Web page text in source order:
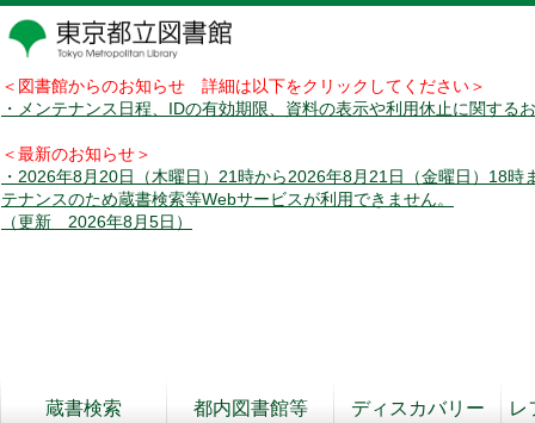
＜図書館からのお知らせ 詳細は以下をクリックしてください＞
・メンテナンス日程、IDの有効期限、資料の表示や利用休止に関する
＜最新のお知らせ＞
・2026年8月20日（木曜日）21時から2026年8月21日（金曜日）18時
テナンスのため蔵書検索等Webサービスが利用できません。
（更新 2026年8月5日）
蔵書検索
都内図書館等
ディスカバリー
レ